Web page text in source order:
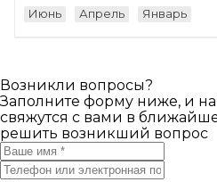
Июнь Апрель Январь
Возникли вопросы?
Заполните форму ниже, и
свяжутся с вами в
решить возникший вопрос